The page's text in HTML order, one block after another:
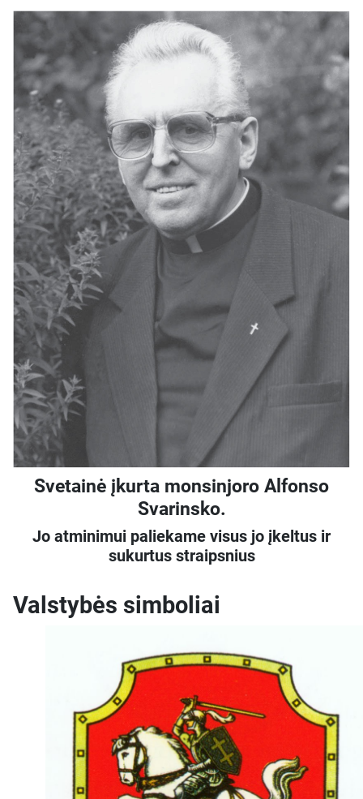
Svetainė įkurta monsinjoro Alfonso
Svarinsko.
Jo atminimui paliekame visus jo įkeltus ir
sukurtus straipsnius
Valstybės simboliai